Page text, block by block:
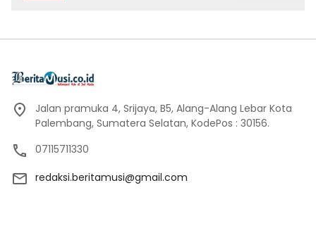
Jalan pramuka 4, Srijaya, B5, Alang-Alang Lebar Kota
Palembang, Sumatera Selatan, KodePos : 30156.
07115711330
redaksi.beritamusi@gmail.com